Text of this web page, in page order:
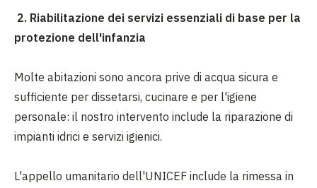
2. Riabilitazione dei servizi essenziali di base per la
protezione dell'infanzia
Molte abitazioni sono ancora prive di acqua sicura e
sufficiente per dissetarsi, cucinare e per l'igiene
personale: il nostro intervento include la riparazione di
impianti idrici e servizi igienici.
L'appello umanitario dell'UNICEF include la rimessa in